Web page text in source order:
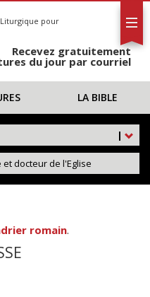
pour
Recevez gratuitement
du jour par courriel
LA BIBLE
|
docteur de l'Eglise
romain.